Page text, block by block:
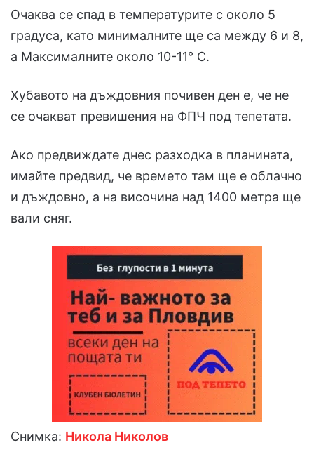
Очаква се спад в температурите с около 5
градуса, като минималните ще са между 6 и 8,
а Максималните около 10-11° С.
Хубавото на дъждовния почивен ден е, че не
се очакват превишения на ФПЧ под тепетата.
Ако предвиждате днес разходка в планината,
имайте предвид, че времето там ще е облачно
и дъждовно, а на височина над 1400 метра ще
вали сняг.
Снимка: Никола Николов